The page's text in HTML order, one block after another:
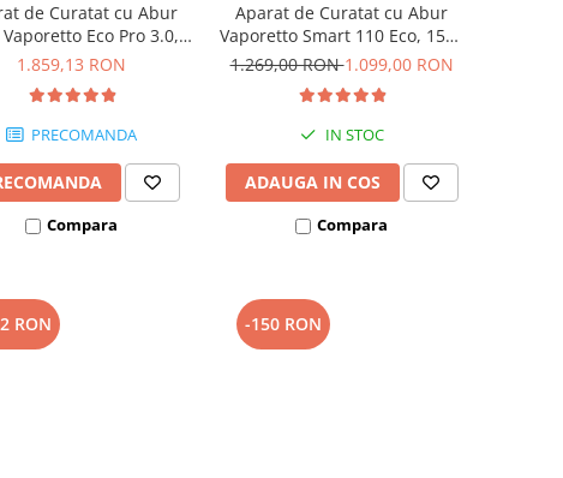
de Curatat cu Abur
Eco Pro 3.0,
W, Emisie Abur 110
Gri
1.859,13 RON
PRECOMANDA
Compara
Aparat de Curatat cu Abur
Vaporetto Smart 110 Eco, 1500
W, Autonomie Nelimitată de
Alb/Verde
1.269,00 RON1.099,00 RON
IN STOC
ADAUGA IN COS
Compara
RON -150 RON